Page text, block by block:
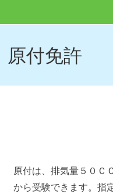
原付免許
原付は、排気量５０Ｃ
から受験できます。指